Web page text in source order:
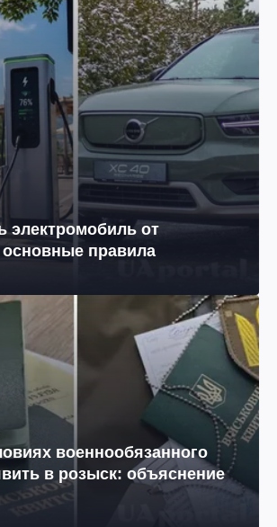
электромобиль от
основные правила
военнообязанного
в розыск: объяснение